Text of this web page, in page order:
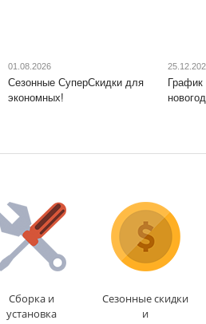
01.08.2026
Сезонные СуперСкидки для
экономных!
График
Сборка и
установка
Сезонные скидки
и